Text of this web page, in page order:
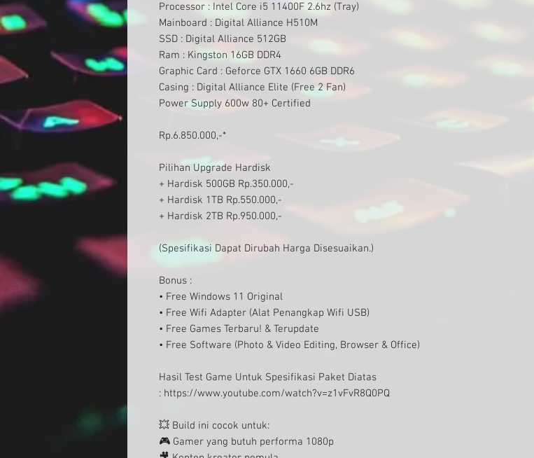
Processor : Intel Core i5 11400F 2.6hz (Tray)
Mainboard : Digital Alliance H510M
SSD : Digital Alliance 512GB
Ram : Kingston 16GB DDR4
Graphic Card : Geforce GTX 1660 6GB DDR6
Casing : Digital Alliance Elite (Free 2 Fan)
Power Supply 600w 80+ Certified
Rp.6.850.000,-*
Pilihan Upgrade Hardisk
+ Hardisk 500GB Rp.350.000,-
+ Hardisk 1TB Rp.550.000,-
+ Hardisk 2TB Rp.950.000,-
(Spesifikasi Dapat Dirubah Harga Disesuaikan.)
Bonus :
• Free Windows 11 Original
• Free Wifi Adapter (Alat Penangkap Wifi USB)
• Free Games Terbaru! & Terupdate
• Free Software (Photo & Video Editing, Browser & Office)
Hasil Test Game Untuk Spesifikasi Paket Diatas
: https://www.youtube.com/watch?v=z1vFvR8Q0PQ
💥 Build ini cocok untuk:
🎮 Gamer yang butuh performa 1080p